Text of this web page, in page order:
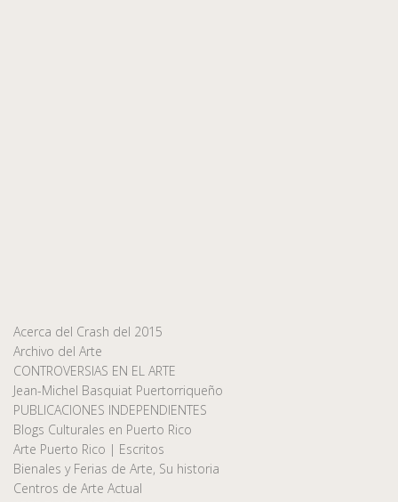
Acerca del Crash del 2015
Archivo del Arte
CONTROVERSIAS EN EL ARTE
Jean-Michel Basquiat Puertorriqueño
PUBLICACIONES INDEPENDIENTES
Blogs Culturales en Puerto Rico
Arte Puerto Rico | Escritos
Bienales y Ferias de Arte, Su historia
Centros de Arte Actual